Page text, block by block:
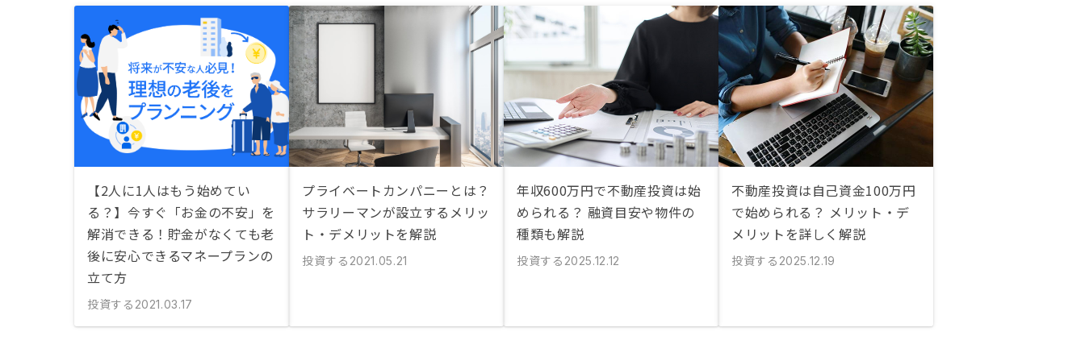
【2人に1人はもう始めてい
る？】今すぐ「お金の不安」を
解消できる！貯金がなくても老
後に安心できるマネープランの
立て方
投資する 2021.03.17
プライベートカンパニーとは？
サラリーマンが設立するメリッ
ト・デメリットを解説
投資する 2021.05.21
年収600万円で不動産投資は始
められる？ 融資目安や物件の
種類も解説
投資する 2025.12.12
不動産投資は自己資金100万円
で始められる？ メリット・デ
メリットを詳しく解説
投資する 2025.12.19